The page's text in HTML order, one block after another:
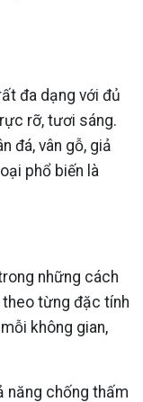
đa dạng với đủ
rỡ, tươi sáng.
đá, vân gỗ, giả
phổ biến là
những cách
theo từng đặc tính
không gian,
năng chống thấm